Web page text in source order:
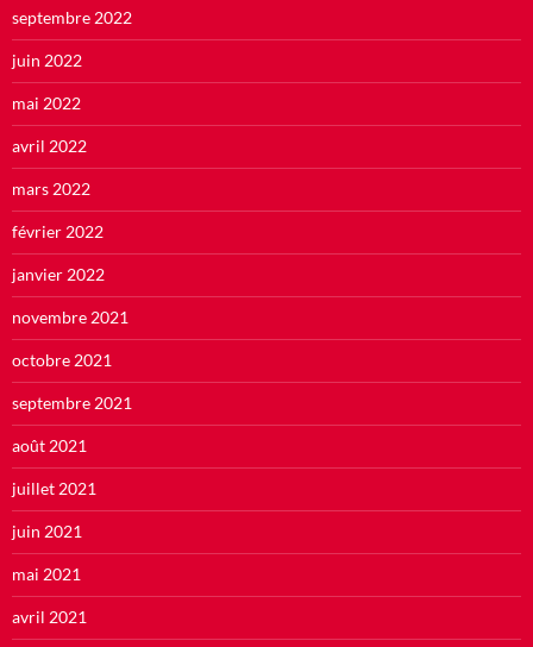
septembre 2022
juin 2022
mai 2022
avril 2022
mars 2022
février 2022
janvier 2022
novembre 2021
octobre 2021
septembre 2021
août 2021
juillet 2021
juin 2021
mai 2021
avril 2021